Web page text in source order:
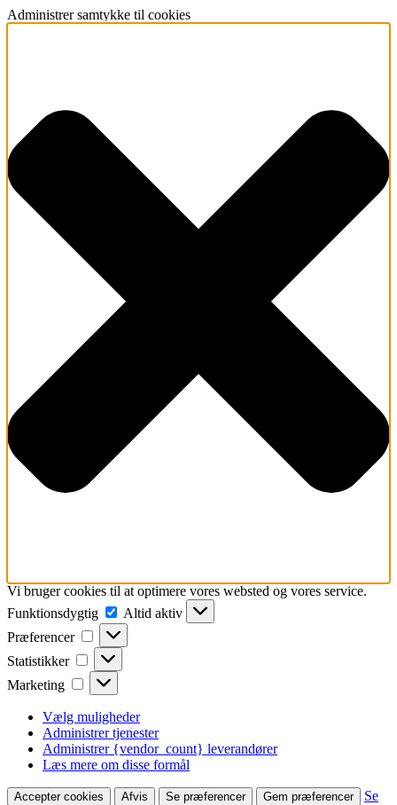
Administrer samtykke til cookies
Vi bruger cookies til at optimere vores websted og vores service.
Funktionsdygtig
Funktionsdygtig
Altid aktiv
Præferencer
Præferencer
Statistikker Statistikker
Marketing Marketing
Vælg muligheder
Administrer tjenester
Administrer {vendor_count} leverandører
Læs mere om disse formål
Accepter cookies Afvis Se præferencer Gem præferencer
Se